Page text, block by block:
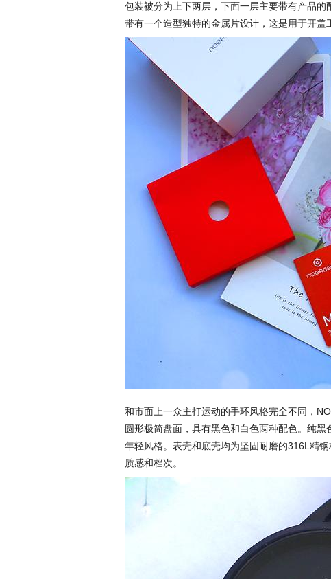
包装被分为上下两层，下面一层主要带有产品
带有一个造型独特的金属片设计，这是用于开盖
和市面上一众主打运动的手环风格完全不同，
圆形极简盘面，具有黑色和白色两种配色。纯
年轻风格。表壳和底壳均为坚固耐磨的316L精
质感和档次。